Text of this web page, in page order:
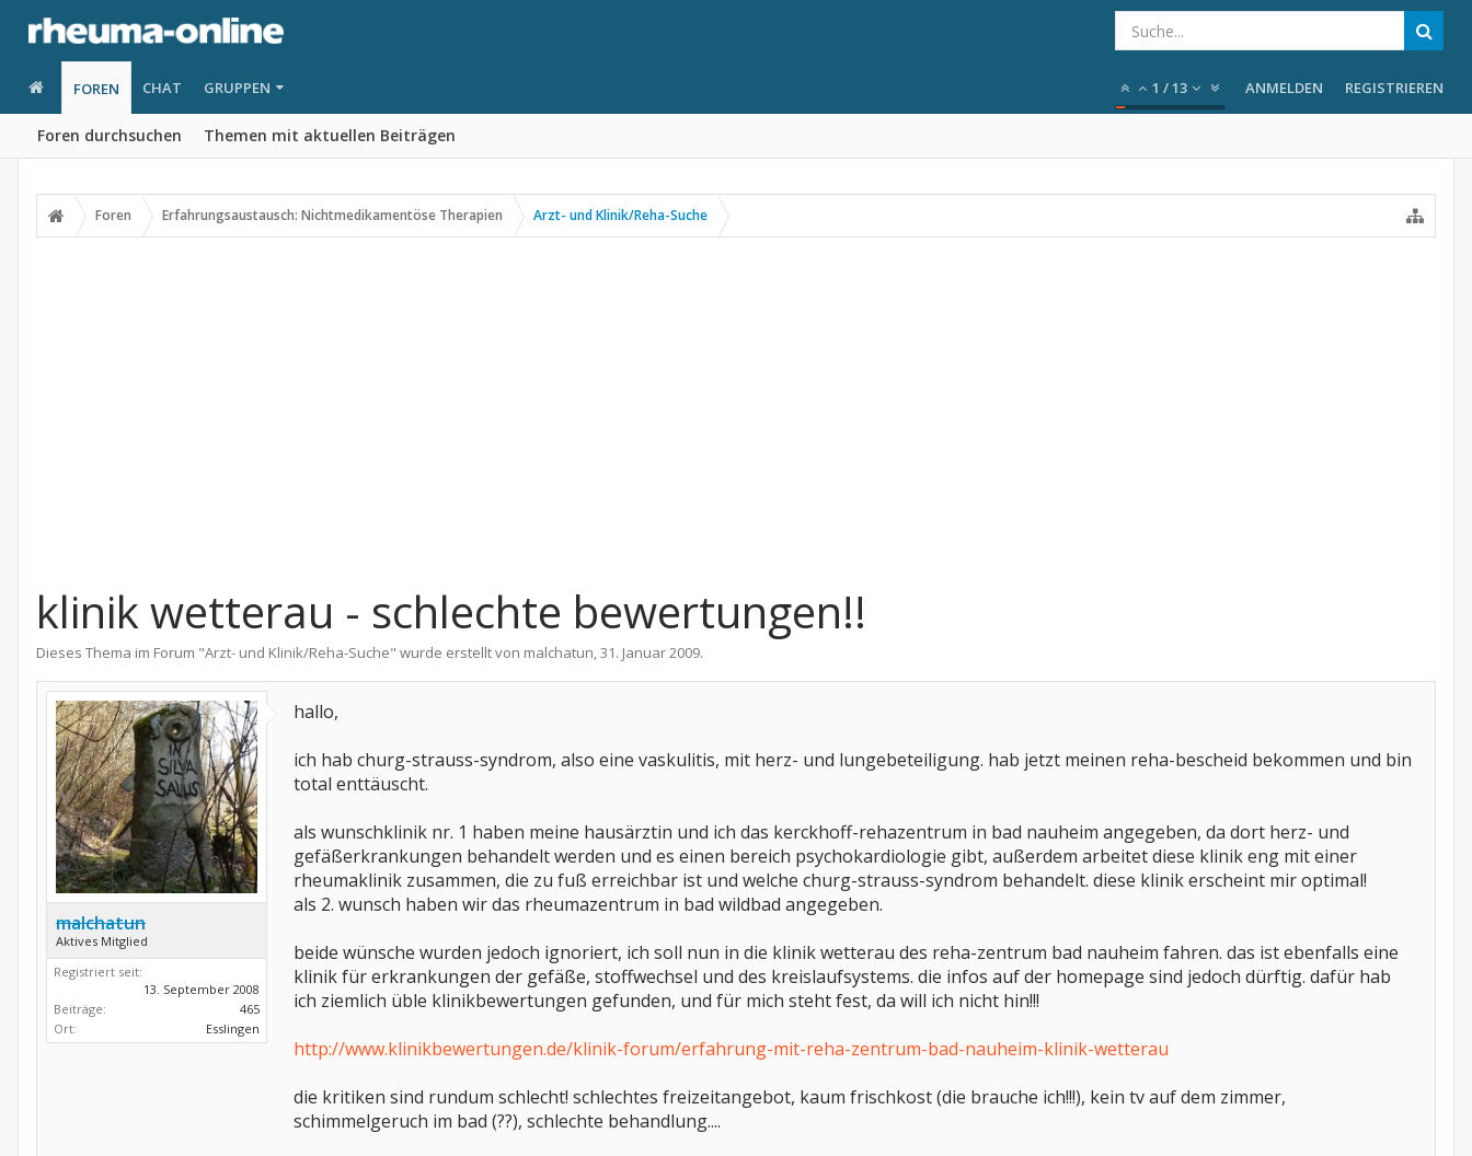
FOREN
Foren durchsuchen Themen mit aktuellen Beiträgen
CHAT GRUPPEN 1 /13 ANMELDEN REGISTRIEREN
Foren Erfahrungsaustausch: Nichtmedikamentöse Therapien Arzt- und Klinik/Reha-Suche
klinik wetterau - schlechte bewertungen!!
Dieses Thema im Forum "Arzt- und Klinik/Reha-Suche" wurde erstellt von malchatun,31. Januar 2009.
malchatun
Aktives Mitglied
Registriert seit:
13. September 2008
Beiträge:
465
Ort:
Esslingen
hallo,
ich hab churg-strauss-syndrom, also eine vaskulitis, mit herz- und lungebeteiligung. hab jetzt meinen reha-bescheid bekommen und bin
total enttäuscht.
als wunschklinik nr. 1 haben meine hausärztin und ich das kerckhoff-rehazentrum in bad nauheim angegeben, da dort herz- und
gefäßerkrankungen behandelt werden und es einen bereich psychokardiologie gibt, außerdem arbeitet diese klinik eng mit einer
rheumaklinik zusammen, die zu fuß erreichbar ist und welche churg-strauss-syndrom behandelt. diese klinik erscheint mir optimal!
als 2. wunsch haben wir das rheumazentrum in bad wildbad angegeben.
beide wünsche wurden jedoch ignoriert, ich soll nun in die klinik wetterau des reha-zentrum bad nauheim fahren. das ist ebenfalls eine
klinik für erkrankungen der gefäße, stoffwechsel und des kreislaufsystems. die infos auf der homepage sind jedoch dürftig. dafür hab
ich ziemlich üble klinikbewertungen gefunden, und für mich steht fest, da will ich nicht hin!!!
http://www.klinikbewertungen.de/klinik-forum/erfahrung-mit-reha-zentrum-bad-nauheim-klinik-wetterau
die kritiken sind rundum schlecht! schlechtes freizeitangebot, kaum frischkost (die brauche ich!!!), kein tv auf dem zimmer,
schimmelgeruch im bad (??), schlechte behandlung....